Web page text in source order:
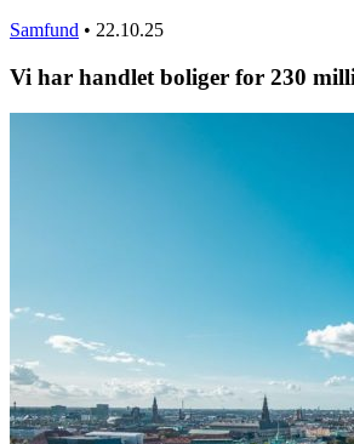
Samfund • 22.10.25
Vi har handlet boliger for 230